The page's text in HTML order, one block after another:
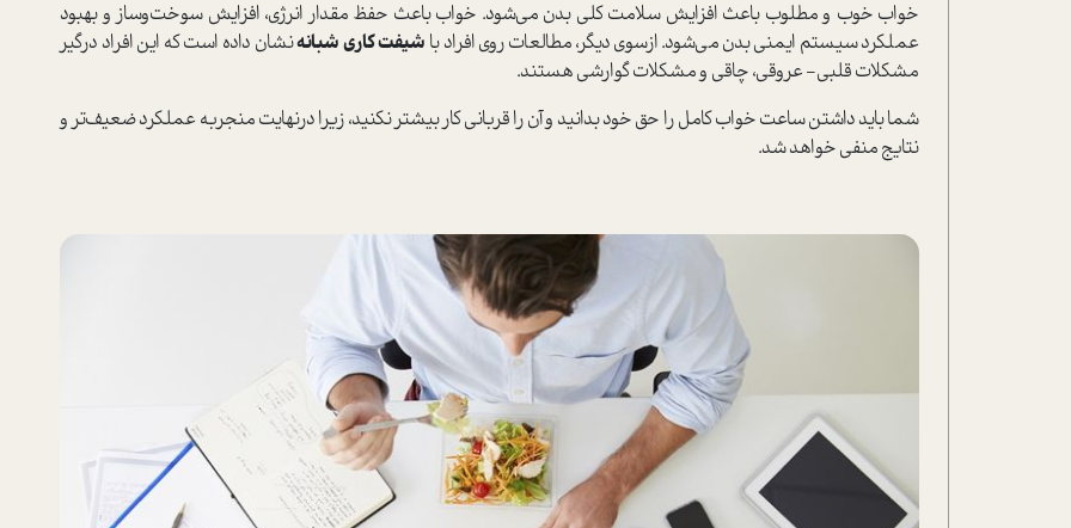
خواب خوب و مطلوب باعث افزایش سلامت کلی بدن می‌شود. خواب باعث حفظ مقدار انرژی، افزایش سوخت‌وساز و بهبود
عملکرد سیستم ایمنی بدن می‌شود. از‌سوی دیگر، مطالعات روی افراد با شیفت کاری شبانهنشان داده ا‌ست که این افراد درگیر
مشکلات قلبی- عروقی، چاقی و مشکلات گوارشی هستند‌.
شما باید داشتن ساعت خواب کامل را حق خود بدانید و آن را قربانی کار بیشتر نکنید، زیرا در‌نهایت منجر‌به عملکرد ضعیف‌تر و
نتایج منفی خواهد شد.